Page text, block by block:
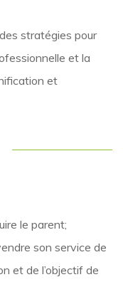
et la
et
le parent;
son service de
et de l’objectif de